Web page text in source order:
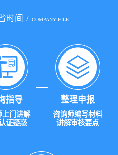
时间 / COMPANY FILE
指导
上门讲解
证疑惑
整理申报
咨询师编写材料
讲解审核要点